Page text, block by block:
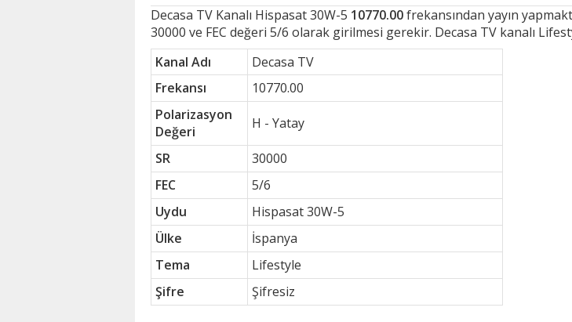
Decasa TV Kanalı Hispasat 30W-5 10770.00frekansından yayın
30000 ve FEC değeri 5/6 olarak girilmesi gerekir. Decasa TV kanalı
Kanal Adı
Decasa TV
Frekansı
10770.00
Polarizasyon
Değeri
H - Yatay
SR
30000
FEC
5/6
Uydu
Hispasat 30W-5
Ülke
İspanya
Tema
Lifestyle
Şifre
Şifresiz